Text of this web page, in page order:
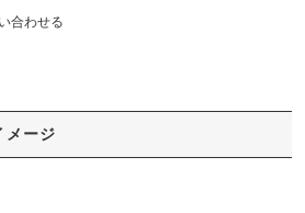
合わせる
メージ